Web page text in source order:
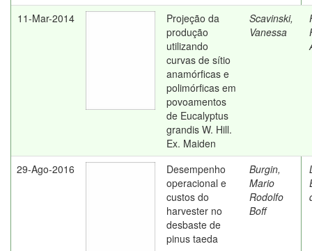
11-Mar-2014
Projeção da
produção
utilizando
curvas de sítio
anamórficas e
polimórficas em
povoamentos
de Eucalyptus
grandis W. Hill.
Ex. Maiden
Scavinski,
Vanessa
29-Ago-2016
Desempenho
operacional e
custos do
harvester no
desbaste de
pinus taeda
Burgin,
Mario
Rodolfo
Boff